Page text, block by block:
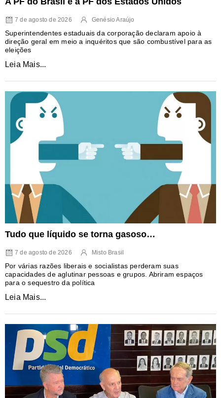
7 de agosto de 2026 Genésio Araújo
Superintendentes estaduais da corporação declaram apoio à
direção geral em meio a inquéritos que são combustível para as
eleições
Leia Mais...
Tudo que líquido se torna gasoso…
7 de agosto de 2026 Misto Brasil
Por várias razões liberais e socialistas perderam suas
capacidades de aglutinar pessoas e grupos. Abriram espaços
para o sequestro da política
Leia Mais...